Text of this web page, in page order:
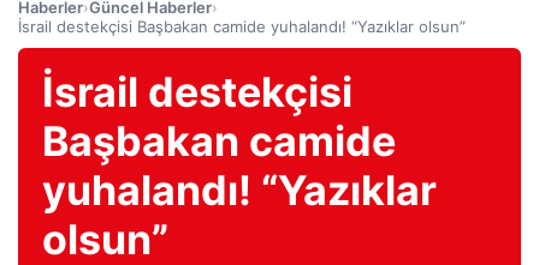
Haberler›Güncel Haberler›
İsrail destekçisi Başbakan camide yuhalandı! “Yazıklar olsun”
İsrail destekçisi
Başbakan camide
yuhalandı! “Yazıklar
olsun”